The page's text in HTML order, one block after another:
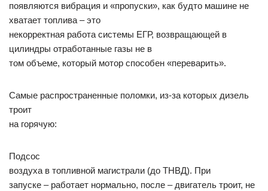
появляются вибрация и «пропуски», как будто машине не
хватает топлива – это
некорректная работа системы ЕГР, возвращающей в
цилиндры отработанные газы не в
том объеме, который мотор способен «переварить».
Самые распространенные поломки, из-за которых дизель
троит
на горячую:
Подсос
воздуха в топливной магистрали (до ТНВД). При
запуске – работает нормально, после – двигатель троит, не